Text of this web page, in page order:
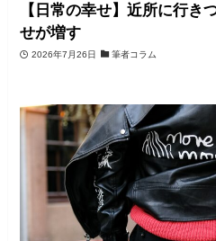
【日常の幸せ】近所に行き
せが増す
2026年7月26日 筆者コラム